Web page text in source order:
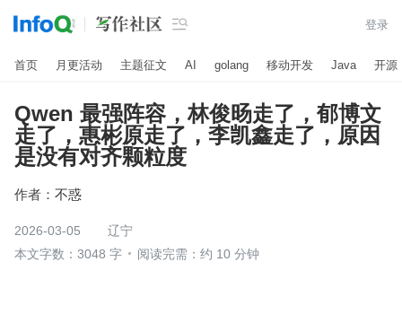
 登录
首页 月更活动 主题征文 AI golang 移动开发 Java 开源
Qwen 最强阵容，林俊旸走了，郁博文
走了，惠彬原走了，李凯鑫走了，原因
是没有对齐颗粒度
作者： 不惑
2026-03-05
辽宁
本文字数：3048 字
阅读完需：约 10 分钟